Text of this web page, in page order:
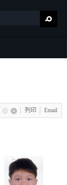
列印 Email